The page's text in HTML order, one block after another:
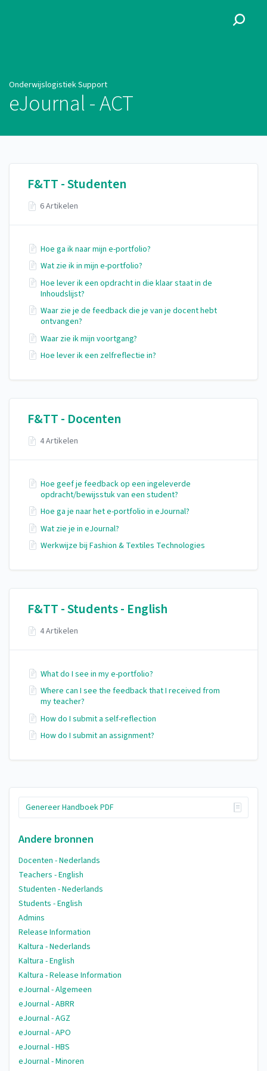
Onderwijslogistiek Support
eJournal - ACT
Genereer Handboek PDF
Andere bronnen
Docenten - Nederlands
Teachers - English
Studenten - Nederlands
Students - English
Admins
Release Information
Kaltura - Nederlands
Kaltura - English
Kaltura - Release Information
eJournal - Algemeen
eJournal - ABRR
eJournal - AGZ
eJournal - APO
eJournal - HBS
eJournal - Minoren
F&TT - Studenten
6 Artikelen
Hoe ga ik naar mijn e-portfolio?
Wat zie ik in mijn e-portfolio?
Hoe lever ik een opdracht in die klaar staat in de
Inhoudslijst?
Waar zie je de feedback die je van je docent hebt
ontvangen?
Waar zie ik mijn voortgang?
Hoe lever ik een zelfreflectie in?
F&TT - Docenten
4 Artikelen
Hoe geef je feedback op een ingeleverde
opdracht/bewijsstuk van een student?
Hoe ga je naar het e-portfolio in eJournal?
Wat zie je in eJournal?
Werkwijze bij Fashion & Textiles Technologies
F&TT - Students - English
4 Artikelen
What do I see in my e-portfolio?
Where can I see the feedback that I received from
my teacher?
How do I submit a self-reflection
How do I submit an assignment?